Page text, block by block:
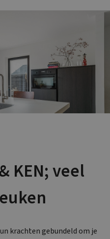
KEN; veel
krachten gebundeld om je